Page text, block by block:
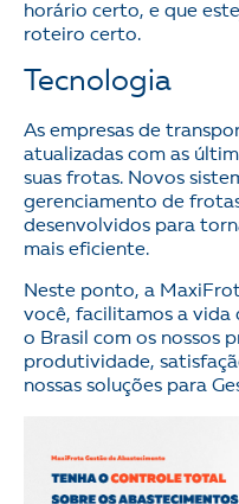
horário certo, e que
roteiro certo.
Tecnologia
As empresas de
atualizadas com as
suas frotas. Novos
gerenciamento de
desenvolvidos para
mais eficiente.
Neste ponto, a
você, facilitamos a
o Brasil com os nossos
produtividade,
nossas soluções para